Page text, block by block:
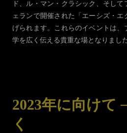
ド、ル・マン・クラシック、そし
ェランで開催された「エーシズ・エ
げられます。これらのイベントは
学を広く伝える貴重な場となりました
2023年に向けて
く